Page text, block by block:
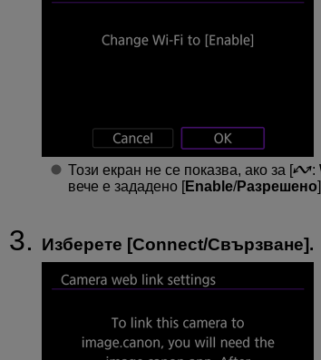
Този екран не се показва, ако за [ :
вече е зададено [Enable/Разрешено
Изберете [Connect/Свързване].